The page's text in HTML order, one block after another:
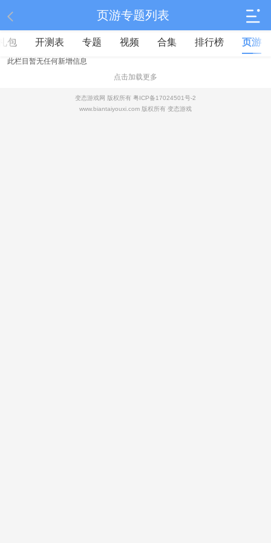
页游专题列表
包 开测表 专题 视频 合集 排行榜 页游
此栏目暂无任何新增信息
点击加载更多
变态游戏网 版权所有 粤ICP备17024501号-2
www.biantaiyouxi.com 版权所有 变态游戏